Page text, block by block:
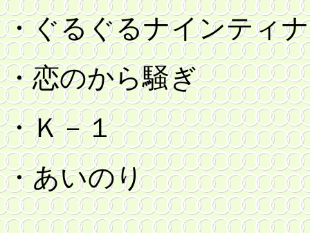
・ぐるぐるナインティ
・恋のから騒ぎ
・Ｋ－１
・あいのり